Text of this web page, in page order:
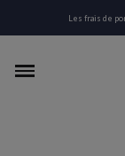
Les frais de